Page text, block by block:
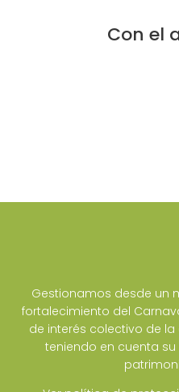
Con el
Gestionamos desde un
fortalecimiento del
de interés colectivo de
teniendo en cuenta